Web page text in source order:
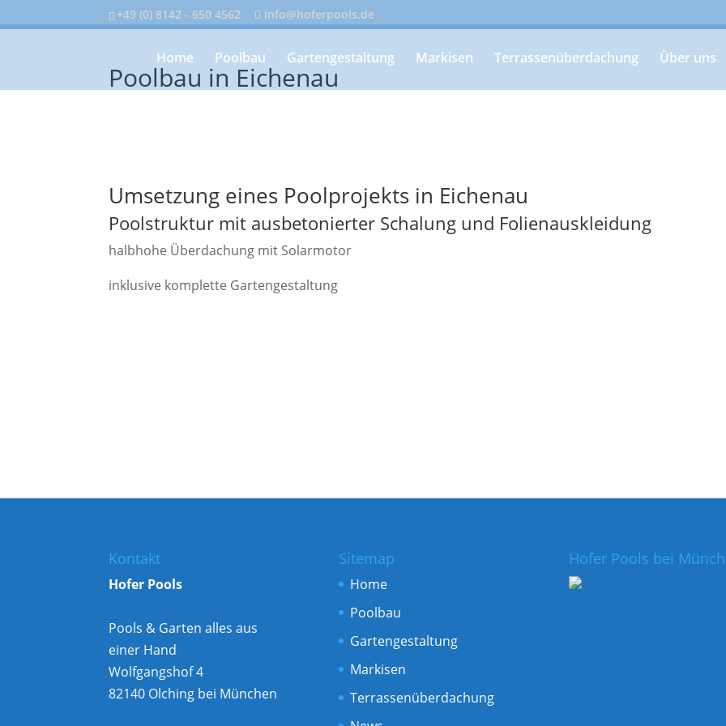
+49 (0) 8142 - 650 4562 info@hoferpools.de
Home Poolbau Gartengestaltung Markisen Terrassenüberdachung Über uns
Poolbau in Eichenau
Umsetzung eines Poolprojekts in Eichenau
Poolstruktur mit ausbetonierter Schalung und Folienauskleidung
halbhohe Überdachung mit Solarmotor
inklusive komplette Gartengestaltung
Kontakt
Hofer Pools
Pools & Garten alles aus
einer Hand
Wolfgangshof 4
82140 Olching bei München
Sitemap
Home
Poolbau
Gartengestaltung
Markisen
Terrassenüberdachung
Hofer Pools bei